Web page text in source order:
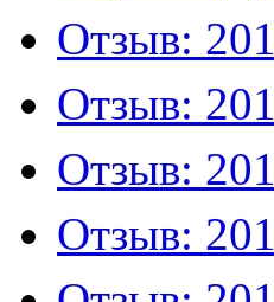
Отзыв:
Отзыв:
Отзыв:
Отзыв: